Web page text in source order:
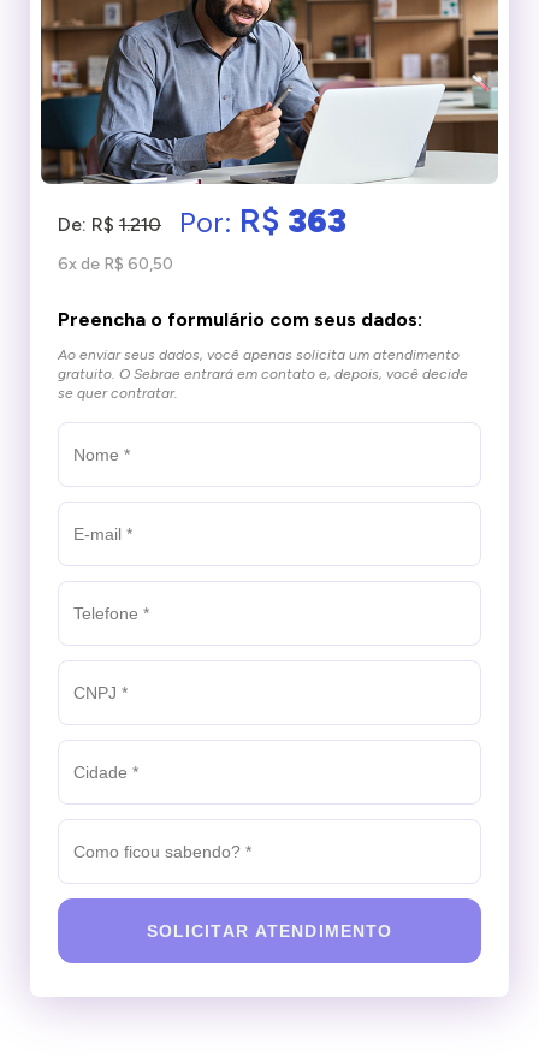
De: R$ 1.210 Por: R$ 363
6x de R$ 60,50
Preencha o formulário com seus dados:
Ao enviar seus dados, você apenas solicita um atendimento
gratuito. O Sebrae entrará em contato e, depois, você decide
se quer contratar.
SOLICITAR ATENDIMENTO